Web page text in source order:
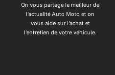
On vous partage le meilleur de
l’actualité Auto Moto et on
vous aide sur l’achat et
l’entretien de votre véhicule.